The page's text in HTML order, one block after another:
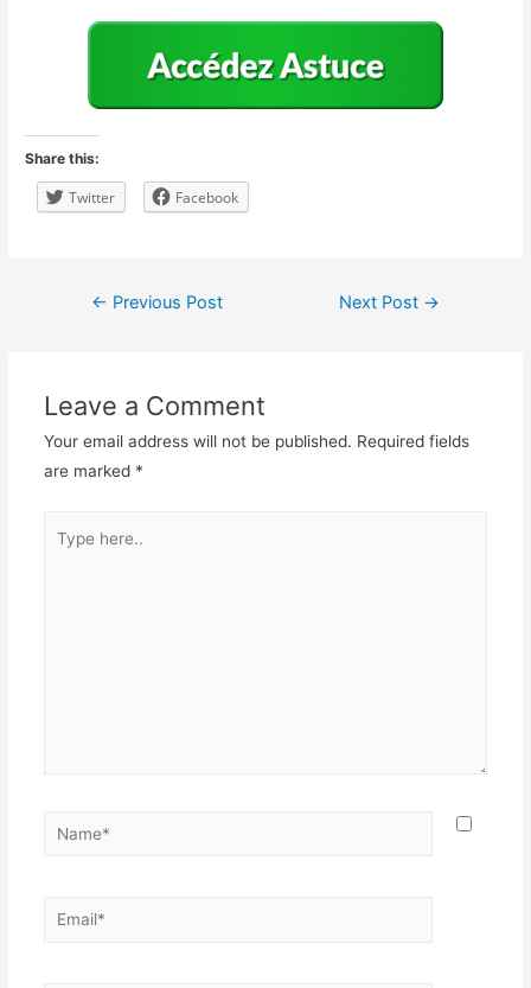
Share this:
Twitter Facebook
Post
← Previous Post Next Post →
Leave a Comment
Your email address will not be published. Required fields
are marked *
here..
Name*
Email*